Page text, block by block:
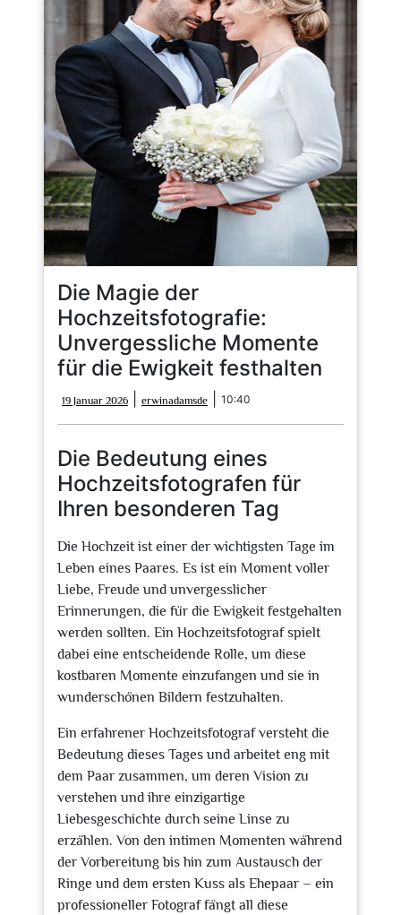
Die Magie der
Hochzeitsfotografie:
Unvergessliche Momente
für die Ewigkeit festhalten
19 Januar 2026
Januar
2026
erwinadamsde erwinadamsde
10:40
Die Bedeutung eines
Hochzeitsfotografen für
Ihren besonderen Tag
Die Hochzeit ist einer der wichtigsten Tage im
Leben eines Paares. Es ist ein Moment voller
Liebe, Freude und unvergesslicher
Erinnerungen, die für die Ewigkeit festgehalten
werden sollten. Ein Hochzeitsfotograf spielt
dabei eine entscheidende Rolle, um diese
kostbaren Momente einzufangen und sie in
wunderschönen Bildern festzuhalten.
Ein erfahrener Hochzeitsfotograf versteht die
Bedeutung dieses Tages und arbeitet eng mit
dem Paar zusammen, um deren Vision zu
verstehen und ihre einzigartige
Liebesgeschichte durch seine Linse zu
erzählen. Von den intimen Momenten während
der Vorbereitung bis hin zum Austausch der
Ringe und dem ersten Kuss als Ehepaar – ein
professioneller Fotograf fängt all diese